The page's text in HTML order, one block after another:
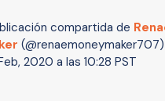
compartida de
2020 a las 10:28 PST